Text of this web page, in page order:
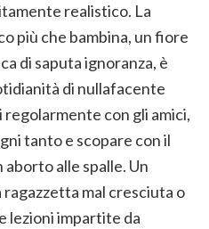
realistico. La
più che bambina, un fiore
di saputa ignoranza, è
di nullafacente
con gli amici,
tanto e scopare con il
aborto alle spalle. Un
mal cresciuta o
lezioni impartite da